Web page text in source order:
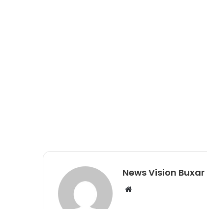
News Vision Buxar